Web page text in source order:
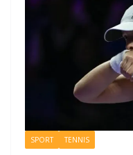
SPORT TENNIS